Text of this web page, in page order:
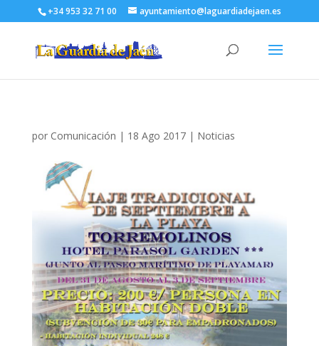
+34 953 32 71 00 ayuntamiento@laguardiadejaen.es
por Comunicación | 18 Ago 2017| Noticias